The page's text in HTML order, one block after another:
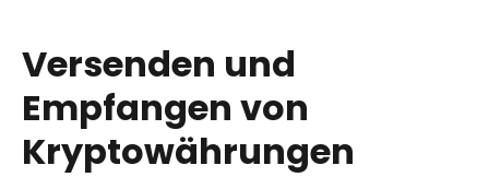
Versenden und
Empfangen von
Kryptowährungen